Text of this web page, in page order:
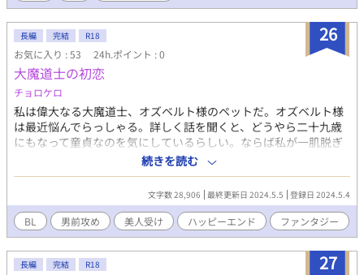
26
長編 完結 R18
お気に入り : 53 24h.ポイント : 0
大魔道士の初恋
チョロケロ
私は偉大なる大魔道士、オズベルト様のペットだ。オズベルト様
は最近悩んでらっしゃる。詳しく話を聞くと、どうやら二十九歳
にもなって童貞なのを気にしているらしい。ならば私が一肌脱ぎ
ましょう。オズベルト様、どうぞ私で童貞を捨ててください！ ペ
ットの白蛇が、ご主人のために奮闘するお話です。 以前、ムーン
ライトノベルズ様で掲載していました。 宜しくお願いします。
続きを読む
文字数 28,906 最終更新日 2024.5.5 登録日 2024.5.4
BL 男前攻め 美人受け ハッピーエンド ファンタジー
27
長編 完結 R18